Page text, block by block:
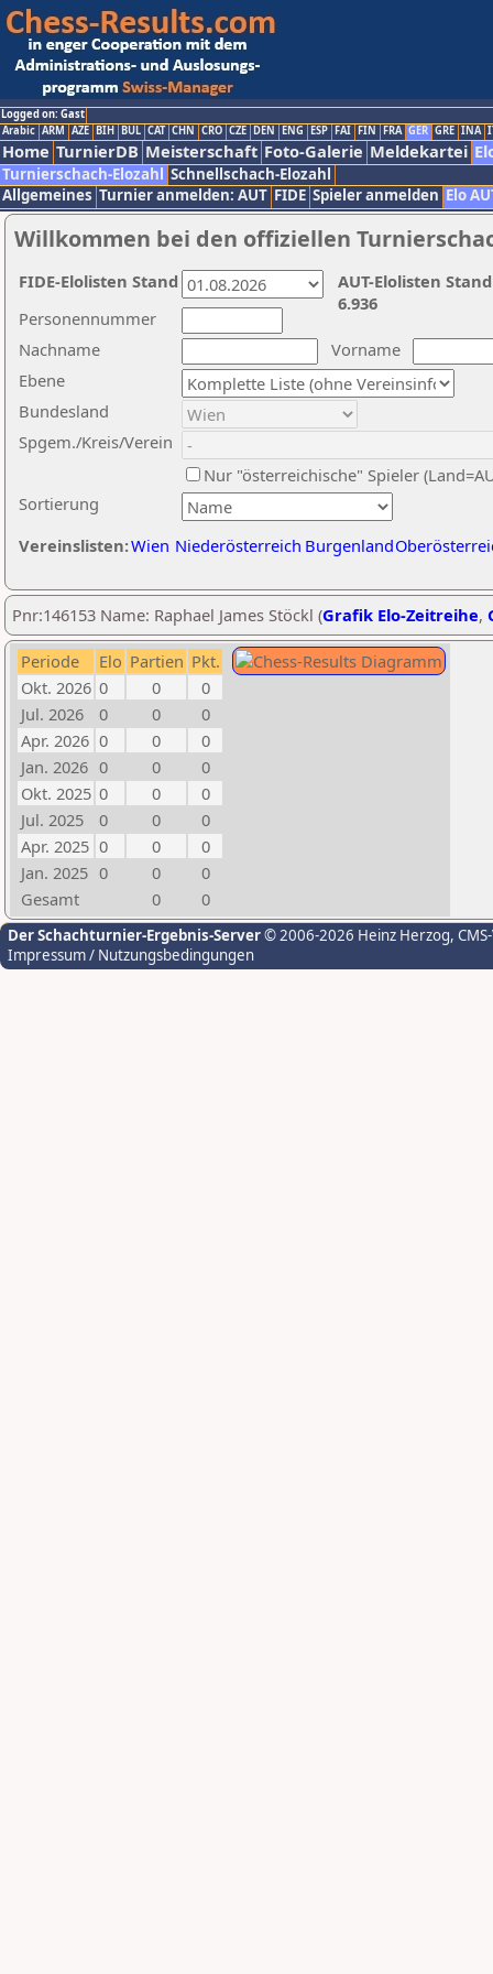
Logged on: Gast
Arabic ARM AZE BIH BUL CAT CHN CRO CZE DEN ENG ESP FAI FIN FRA GER GRE INA
Home TurnierDB Meisterschaft Foto-Galerie Meldekartei
Turnierschach-Elozahl Schnellschach-Elozahl
Allgemeines Turnier anmelden: AUT FIDE Spieler anmelden Elo
Willkommen bei den offiziellen
Nachname
Vorname
Ebene
Sortierung
Personennummer
Bundesland
Spgem./Kreis/Verein
Nur "österreichische" Spieler
Vereinslisten:Wien Niederösterreich Burgenland
AUT-Elolisten
6.936
FIDE-Elolisten Stand
Pnr:146153 Name: Raphael James Stöckl (Grafik Elo-Zeitreihe,
Periode Elo Partien Pkt.
Okt. 2026 0 0
0
Jul. 2026
0 0
0
Apr. 2026 0 0
0
Jan. 2026 0 0
0
Okt. 2025 0 0
0
Jul. 2025
0 0
0
Apr. 2025 0 0
0
Jan. 2025 0 0
0
Gesamt
0 0
Der Schachturnier-Ergebnis-Server© 2006-2026 Heinz Herzog,
Impressum / Nutzungsbedingungen